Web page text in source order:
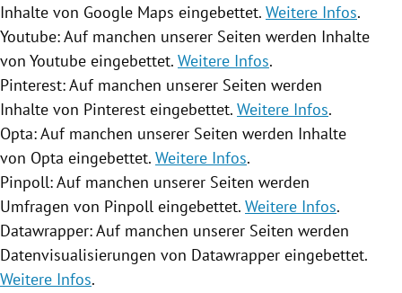
Inhalte von Google Maps eingebettet. Weitere Infos.
Youtube: Auf manchen unserer Seiten werden Inhalte
von Youtube eingebettet. Weitere Infos.
Pinterest: Auf manchen unserer Seiten werden
Inhalte von Pinterest eingebettet. Weitere Infos.
Opta: Auf manchen unserer Seiten werden Inhalte
von Opta eingebettet. Weitere Infos.
Pinpoll: Auf manchen unserer Seiten werden
Umfragen von Pinpoll eingebettet. Weitere Infos.
Datawrapper: Auf manchen unserer Seiten werden
Datenvisualisierungen von Datawrapper eingebettet.
Weitere Infos.